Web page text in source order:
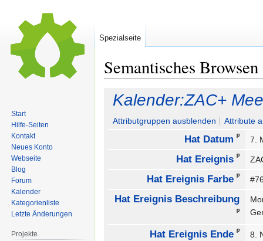
Semantisches Browsen
Zur
Navigation
springen
Zur
Suche
springen
Kalender:ZAC+
Attributgruppen ausblenden Attribute
Hat Datum ᵖ 7.
Hat Ereignis ᵖ
Hat Ereignis Farbe ᵖ
Hat Ereignis Beschreibung
ᵖ
Hat Ereignis Ende ᵖ 8.
Spezialseite
Start
Hilfe-Seiten
Kontakt
Neues Konto
Webseite
Blog
Forum
Kalender
Kategorienliste
Letzte Änderungen
Projekte